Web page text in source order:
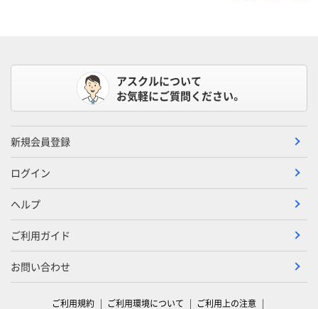
アスクルについて
お気軽にご質問ください。
新規会員登録
ログイン
ヘルプ
ご利用ガイド
お問い合わせ
ご利用規約 ご利用環境について ご利用上の注意